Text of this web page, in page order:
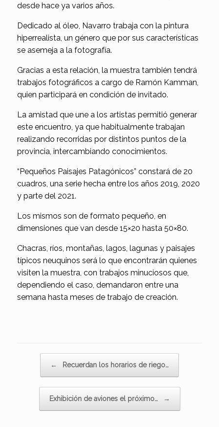
desde hace ya varios años.
Dedicado al óleo, Navarro trabaja con la pintura
hiperrealista, un género que por sus características
se asemeja a la fotografía.
Gracias a esta relación, la muestra también tendrá
trabajos fotográficos a cargo de Ramón Kamman,
quien participará en condición de invitado.
La amistad que une a los artistas permitió generar
este encuentro, ya que habitualmente trabajan
realizando recorridas por distintos puntos de la
provincia, intercambiando conocimientos.
“Pequeños Paisajes Patagónicos” constará de 20
cuadros, una serie hecha entre los años 2019, 2020
y parte del 2021.
Los mismos son de formato pequeño, en
dimensiones que van desde 15×20 hasta 50×80.
Chacras, ríos, montañas, lagos, lagunas y paisajes
típicos neuquinos será lo que encontrarán quienes
visiten la muestra, con trabajos minuciosos que,
dependiendo el caso, demandaron entre una
semana hasta meses de trabajo de creación.
← Recuerdan los horarios de riego…
Exhibición de aviones el próximo… →